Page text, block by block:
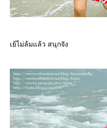
เย้ไม่ล้มแล้ว สนุกจัง